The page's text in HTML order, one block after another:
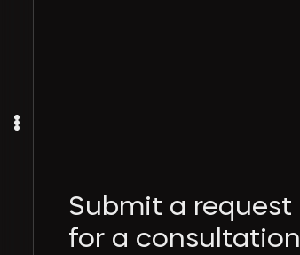
Submit a request
for a consultation